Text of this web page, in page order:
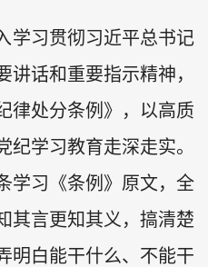
学习贯彻习近平总书记
讲话和重要指示精神，
律处分条例》，以高质
纪学习教育走深走实。
学习《条例》原文，全
其言更知其义，搞清楚
明白能干什么、不能干